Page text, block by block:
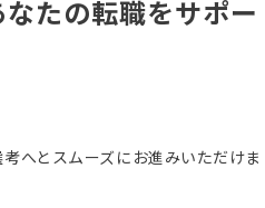
たの転職をサポー
へとスムーズにお進みいただけま